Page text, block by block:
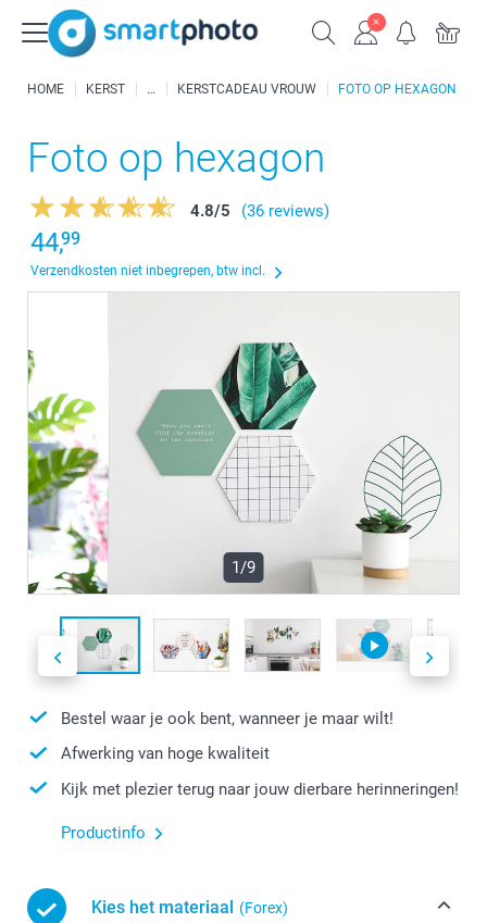
HOME KERST KERSTCADEAU VROUW FOTO OP HEXAGON
Foto op hexagon
4.8/5 (36 reviews)
44,99
Verzendkosten niet inbegrepen, btw incl.
1/9
Bestel waar je ook bent, wanneer je maar wilt!
Afwerking van hoge kwaliteit
Kijk met plezier terug naar jouw dierbare herinneringen!
Productinfo
Kies het materiaal (Forex)